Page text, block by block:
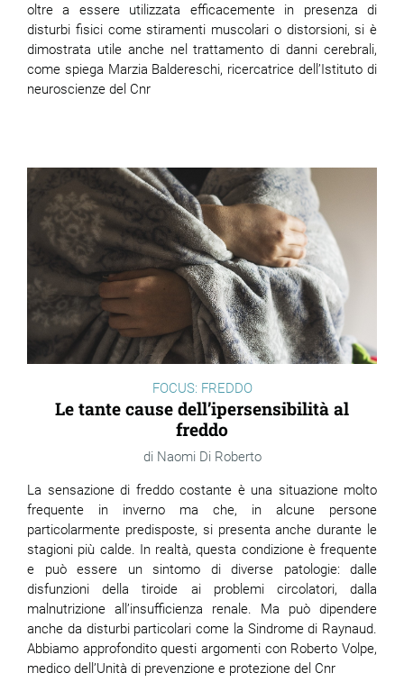
oltre a essere utilizzata efficacemente in presenza di
disturbi fisici come stiramenti muscolari o distorsioni, si è
dimostrata utile anche nel trattamento di danni cerebrali,
come spiega Marzia Baldereschi, ricercatrice dell’Istituto di
neuroscienze del Cnr
FOCUS: FREDDO
Le tante cause dell’ipersensibilità al
freddo
Naomi Di Roberto
La sensazione di freddo costante è una situazione molto
frequente in inverno ma che, in alcune persone
particolarmente predisposte, si presenta anche durante le
stagioni più calde. In realtà, questa condizione è frequente
e può essere un sintomo di diverse patologie: dalle
disfunzioni della tiroide ai problemi circolatori, dalla
malnutrizione all’insufficienza renale. Ma può dipendere
anche da disturbi particolari come la Sindrome di Raynaud.
Abbiamo approfondito questi argomenti con Roberto Volpe,
medico dell’Unità di prevenzione e protezione del Cnr